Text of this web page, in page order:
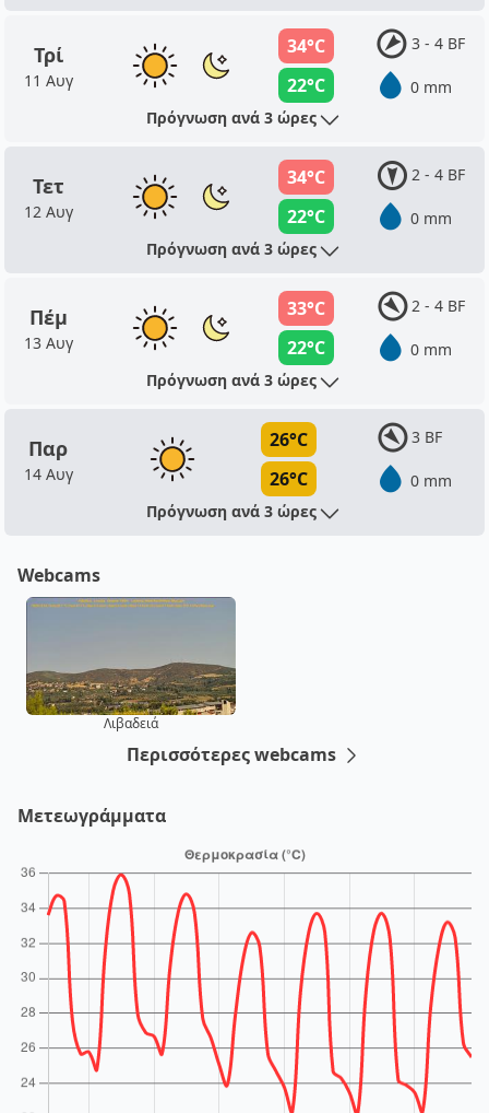
Τρί
11 Αυγ
34°C
22°C
3 - 4 BF
0 mm
Πρόγνωση ανά 3 ώρες
Τετ
12 Αυγ
34°C
22°C
2 - 4 BF
0 mm
Πρόγνωση ανά 3 ώρες
Πέμ
13 Αυγ
33°C
22°C
2 - 4 BF
0 mm
Πρόγνωση ανά 3 ώρες
Παρ
14 Αυγ
26°C
26°C
3 BF
0 mm
Πρόγνωση ανά 3 ώρες
Webcams
Λιβαδειά
Περισσότερες webcams
Μετεωγράμματα